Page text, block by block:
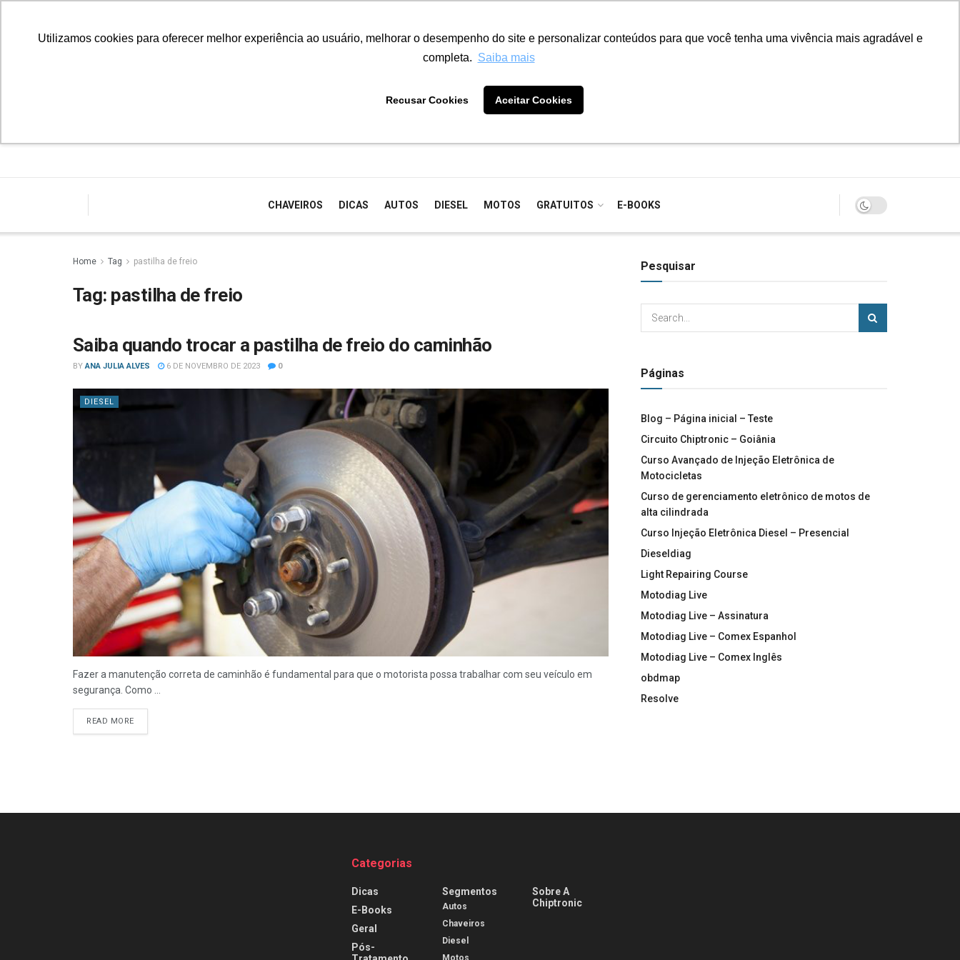
Utilizamos cookies para oferecer melhor experiência ao usuário, melhorar o desempenho do site e personalizar conteúdos para que você tenha uma vivência mais agradável e
completa. Saiba mais
Recusar Cookies Aceitar Cookies
CHAVEIROS DICAS AUTOS DIESEL MOTOS GRATUITOS E-BOOKS
Home Tag pastilha de freio
Tag: pastilha de freio
Saiba quando trocar a pastilha de freio do caminhão
BY ANA JULIA ALVES 6 DE NOVEMBRO DE 2023 0
DIESEL
Fazer a manutenção correta de caminhão é fundamental para que o motorista possa trabalhar com seu veículo em
segurança. Como ...
READ MORE
Pesquisar
Páginas
Blog – Página inicial – Teste
Circuito Chiptronic – Goiânia
Curso Avançado de Injeção Eletrônica de
Motocicletas
Curso de gerenciamento eletrônico de motos de
alta cilindrada
Curso Injeção Eletrônica Diesel – Presencial
Dieseldiag
Light Repairing Course
Motodiag Live
Motodiag Live – Assinatura
Motodiag Live – Comex Espanhol
Motodiag Live – Comex Inglês
obdmap
Resolve
Categorias
Dicas
E-Books
Geral
Pós-
Segmentos
Autos
Chaveiros
Diesel
Motos
Sobre A
Chiptronic